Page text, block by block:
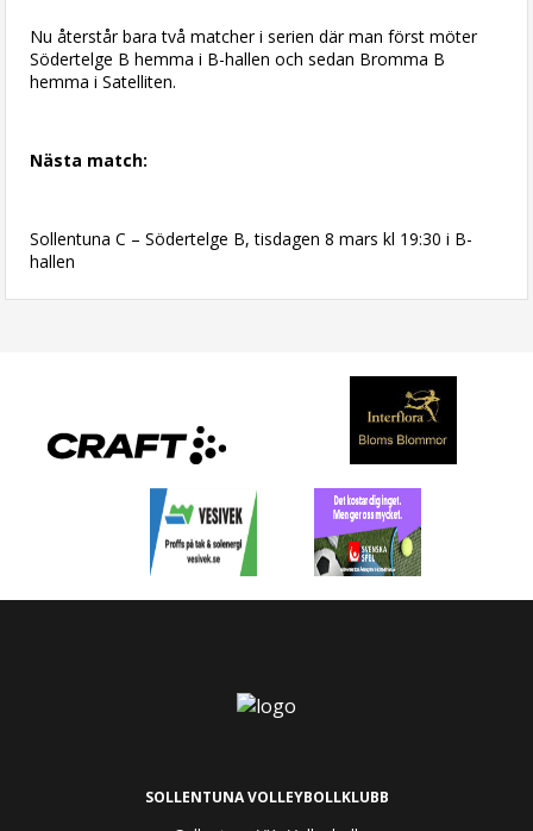
Nu återstår bara två matcher i serien där man först möter
Södertelge B hemma i B-hallen och sedan Bromma B
hemma i Satelliten.
Nästa match:
Sollentuna C – Södertelge B, tisdagen 8 mars kl 19:30 i B-
hallen
SOLLENTUNA VOLLEYBOLLKLUBB